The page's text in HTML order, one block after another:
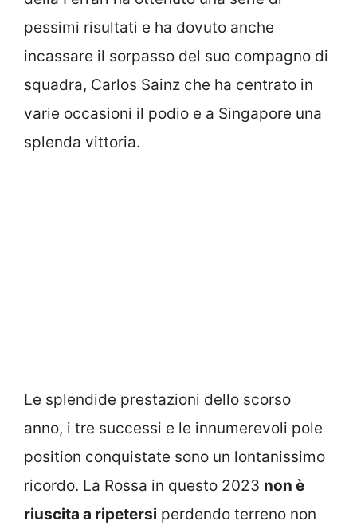
pessimi risultati e ha dovuto anche
incassare il sorpasso del suo compagno di
squadra, Carlos Sainz che ha centrato in
varie occasioni il podio e a Singapore una
splenda vittoria.
Le splendide prestazioni dello scorso
anno, i tre successi e le innumerevoli pole
position conquistate sono un lontanissimo
ricordo. La Rossa in questo 2023 non è
riuscita a ripetersi perdendo terreno non